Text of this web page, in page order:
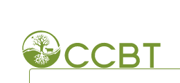
main
navigation